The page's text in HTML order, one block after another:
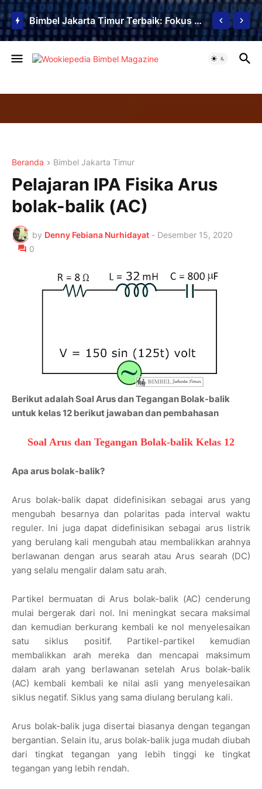
Radarhot com Breaking News Math Science education
Beranda Bimbel Jakarta Timur
Pelajaran IPA Fisika Arus
bolak-balik (AC)
by Denny Febiana Nurhidayat - Desember 15, 2020
0
Berikut adalah Soal Arus dan Tegangan Bolak-balik
untuk kelas 12 berikut jawaban dan pembahasan
Soal Arus dan Tegangan Bolak-balik Kelas 12
Apa arus bolak-balik?
Arus bolak-balik dapat didefinisikan sebagai arus yang
mengubah besarnya dan polaritas pada interval waktu
reguler. Ini juga dapat didefinisikan sebagai arus listrik
yang berulang kali mengubah atau membalikkan arahnya
berlawanan dengan arus searah atau Arus searah (DC)
yang selalu mengalir dalam satu arah.
Partikel bermuatan di Arus bolak-balik (AC) cenderung
mulai bergerak dari nol. Ini meningkat secara maksimal
dan kemudian berkurang kembali ke nol menyelesaikan
satu siklus positif. Partikel-partikel kemudian
membalikkan arah mereka dan mencapai maksimum
dalam arah yang berlawanan setelah Arus bolak-balik
(AC) kembali kembali ke nilai asli yang menyelesaikan
siklus negatif. Siklus yang sama diulang berulang kali.
Arus bolak-balik juga disertai biasanya dengan tegangan
bergantian. Selain itu, arus bolak-balik juga mudah diubah
dari tingkat tegangan yang lebih tinggi ke tingkat
tegangan yang lebih rendah.